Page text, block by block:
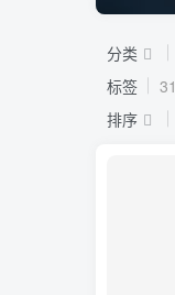
分类
标签
排序